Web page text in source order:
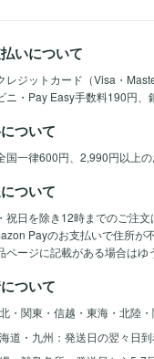
いについて
レジットカード（Visa・
ニ・Pay Easy手数料190円、
ついて
国一律600円、2,990円以上
ついて
祝日を除き12時までのご注
Payのお支払いで住所が
ページに記載がある場合は
ついて
・関東・信越・東海・北陸
道・九州：発送日の翌々日